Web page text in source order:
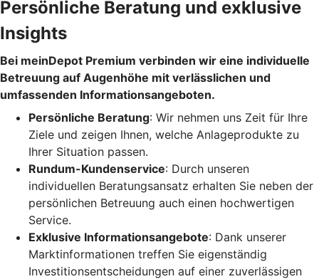
Persönliche Beratung und exklusive
Insights
Bei meinDepot Premium verbinden wir eine individuelle
Betreuung auf Augenhöhe mit verlässlichen und
umfassenden Informationsangeboten.
Persönliche Beratung: Wir nehmen uns Zeit für Ihre
Ziele und zeigen Ihnen, welche Anlageprodukte zu
Ihrer Situation passen.
Rundum-Kundenservice: Durch unseren
individuellen Beratungsansatz erhalten Sie neben der
persönlichen Betreuung auch einen hochwertigen
Service.
Exklusive Informationsangebote: Dank unserer
Marktinformationen treffen Sie eigenständig
Investitionsentscheidungen auf einer zuverlässigen